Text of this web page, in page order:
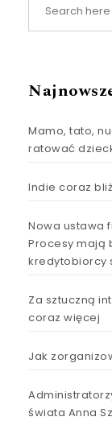
Mamo, tato,
ratować
Indie coraz
Nowa ustawa
Procesy mają
kredytobiorcy
Za sztuczną
coraz więcej
Jak
świata Anna